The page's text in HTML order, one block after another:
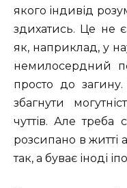
якого індивід
здихатись. Це не
як, наприклад, у
немилосердний
просто до
збагнути
чуттів. Але треба
розсипано в житті
так, а буває іноді